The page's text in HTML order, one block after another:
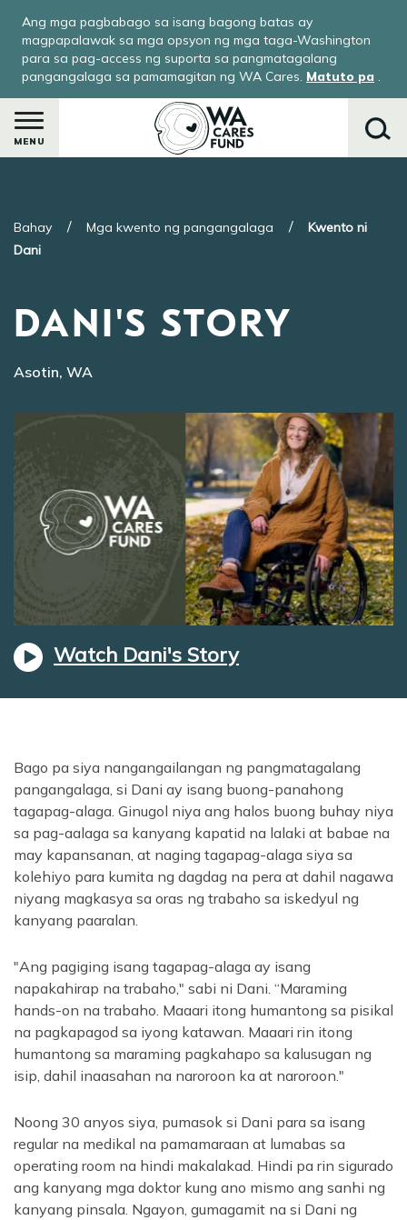
main
content
Ang mga pagbabago sa isang bagong batas ay
magpapalawak sa mga opsyon ng mga taga-Washington
para sa pag-access ng suporta sa pangmatagalang
pangangalaga sa pamamagitan ng WA Cares. Matuto pa .
MENU
Bahay Mga kwento ng pangangalaga
Kwento ni
Dani
DANI'S STORY
Asotin, WA
Watch Dani's Story
Bago pa siya nangangailangan ng pangmatagalang
pangangalaga, si Dani ay isang buong-panahong
tagapag-alaga. Ginugol niya ang halos buong buhay niya
sa pag-aalaga sa kanyang kapatid na lalaki at babae na
may kapansanan, at naging tagapag-alaga siya sa
kolehiyo para kumita ng dagdag na pera at dahil nagawa
niyang magkasya sa oras ng trabaho sa iskedyul ng
kanyang paaralan.
"Ang pagiging isang tagapag-alaga ay isang
napakahirap na trabaho," sabi ni Dani. “Maraming
hands-on na trabaho. Maaari itong humantong sa pisikal
na pagkapagod sa iyong katawan. Maaari rin itong
humantong sa maraming pagkahapo sa kalusugan ng
isip, dahil inaasahan na naroroon ka at naroroon."
Noong 30 anyos siya, pumasok si Dani para sa isang
regular na medikal na pamamaraan at lumabas sa
operating room na hindi makalakad. Hindi pa rin sigurado
ang kanyang mga doktor kung ano mismo ang sanhi ng
kanyang pinsala. Ngayon, gumagamit na si Dani ng